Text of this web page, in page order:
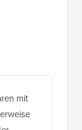
mit